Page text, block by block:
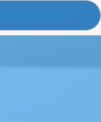
CONTACTEZ-NOUS